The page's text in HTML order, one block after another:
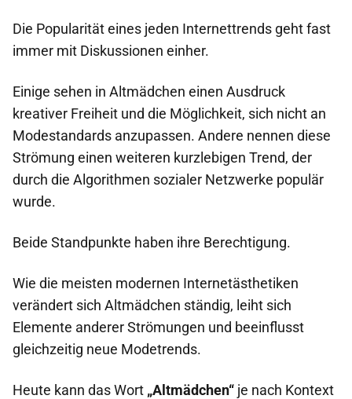
Die Popularität eines jeden Internettrends geht fast
immer mit Diskussionen einher.
Einige sehen in Altmädchen einen Ausdruck
kreativer Freiheit und die Möglichkeit, sich nicht an
Modestandards anzupassen. Andere nennen diese
Strömung einen weiteren kurzlebigen Trend, der
durch die Algorithmen sozialer Netzwerke populär
wurde.
Beide Standpunkte haben ihre Berechtigung.
Wie die meisten modernen Internetästhetiken
verändert sich Altmädchen ständig, leiht sich
Elemente anderer Strömungen und beeinflusst
gleichzeitig neue Modetrends.
Heute kann das Wort „Altmädchen“ je nach Kontext